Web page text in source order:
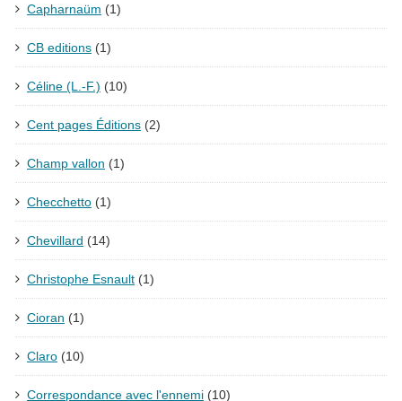
Capharnaüm (1)
CB editions (1)
Céline (L.-F.) (10)
Cent pages Éditions (2)
Champ vallon (1)
Checchetto (1)
Chevillard (14)
Christophe Esnault (1)
Cioran (1)
Claro (10)
Correspondance avec l'ennemi (10)